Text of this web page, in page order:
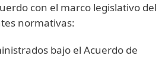
con el marco legislativo del
normativas:
bajo el Acuerdo de